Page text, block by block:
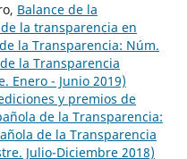
Balance de la
la transparencia en
la Transparencia: Núm.
la Transparencia
Enero - Junio 2019)
y premios de
de la Transparencia:
de la Transparencia
Julio-Diciembre 2018)